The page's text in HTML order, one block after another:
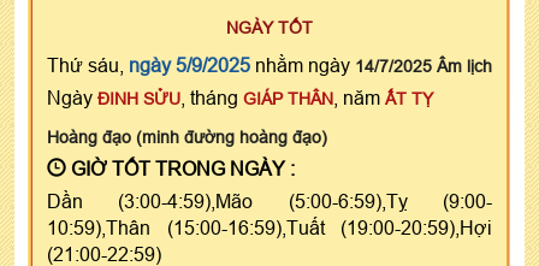
NGÀY TỐT
Thứ sáu, ngày 5/9/2025 nhằm ngày 14/7/2025 Âm lịch
Ngày ĐINH SỬU , tháng GIÁP THÂN , năm ẤT TỴ
Hoàng đạo (minh đường hoàng đạo)
GIỜ TỐT TRONG NGÀY :
Dần (3:00-4:59),Mão (5:00-6:59),Tỵ (9:00-
10:59),Thân (15:00-16:59),Tuất (19:00-20:59),Hợi
(21:00-22:59)